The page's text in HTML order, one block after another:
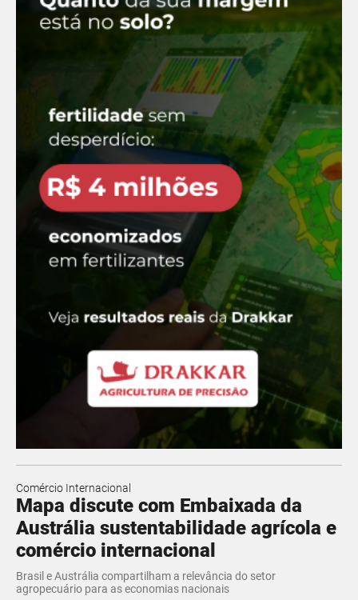
Comércio Internacional
Mapa discute com Embaixada da
Austrália sustentabilidade agrícola e
comércio internacional
Brasil e Austrália compartilham a relevância do setor
agropecuário para as economias nacionais